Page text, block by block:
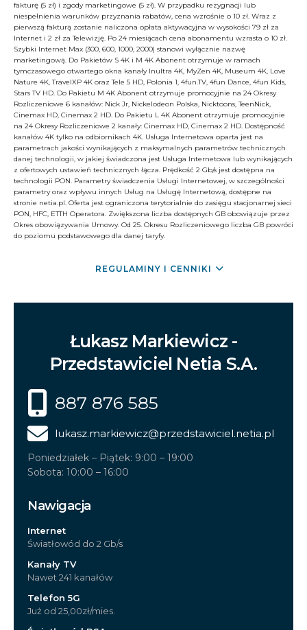
fakturę (5 zł) i zgody marketingowe (5 zł). W przypadku rezygnacji lub
niespełnienia warunków przyznania rabatów, cena wzrośnie o 10 zł. Wraz z
pierwszą fakturą zostanie naliczona opłata aktywacyjna w wysokości 79 zł za
Internet i 2 zł za Telewizję. Po 24 miesiącach cena abonamentu wzrasta o 10 zł.
Szybki Internet Max (300, 600, 1000, 2000) stanowi wyłącznie nazwę
marketingową. Do Pakietów S 4K i M 4K Abonent otrzymuje w ramach
tymczasowego otwartego okna kanały Inultra 4K, MyZen 4K, Museum 4K, Love
Nature 4K, TravelXP 4K oraz Tele 5 HD, Polonia 1, 4fun.TV, 4fun Dance, 4fun Kids,
Stars TV HD. Do Pakietu M 4K Abonent otrzymuje promocyjnie na 24 Okresy
Rozliczeniowe 6 kanałów: Nick Jr, Nickelodeon Polska, Nicktoons, TeenNick,
Cinemax HD, Cinemax 2 HD. Do Pakietu L 4K Abonent otrzymuje promocyjnie
na 24 Okresy Rozliczeniowe 2 kanały: Cinemax HD, Cinemax 2 HD. Dostępność
kanałów 4K tylko na odbiornikach 4K. Usługa Internetowa oparta jest na
parametrach jakości wynikających z maksymalnych parametrów technicznych
danej technologii, w jakiej świadczona jest Usługa Internetowa lub wynikających
z ofertowych ustawień technicznych łącza. Prędkość 2 Gb/s jest dostępna na
technologii PON. Parametry świadczenia Usługi Internetowej, w szczególności
parametry oraz wpływu innych Usług na Usługę Internetową, dostępne na
stronie netia.pl. Oferta jest ograniczona terytorialnie do zasięgu stacjonarnej sieci
PON, HFC, ETTH Operatora. Zwiększona liczba dostępnych GB obowiązuje przez
Okres obowiązywania Umowy. Od 25. Okresu Rozliczeniowego liczba GB powróci
do poziomu podstawowego dla danej taryfy.
REGULAMINY I CENNIKI
Łukasz Markiewicz -
Przedstawiciel Netia S.A.
887 876 585
lukasz.markiewicz@przedstawiciel.netia.pl
Poniedziałek – Piątek: 9:00 – 19:00
Sobota: 10:00 – 16:00
Nawigacja
Internet
Światłowód do 2 Gb/s
Kanały TV
Nawet 241 kanałów
Telefon 5G
Już od 25,00zł/mies.